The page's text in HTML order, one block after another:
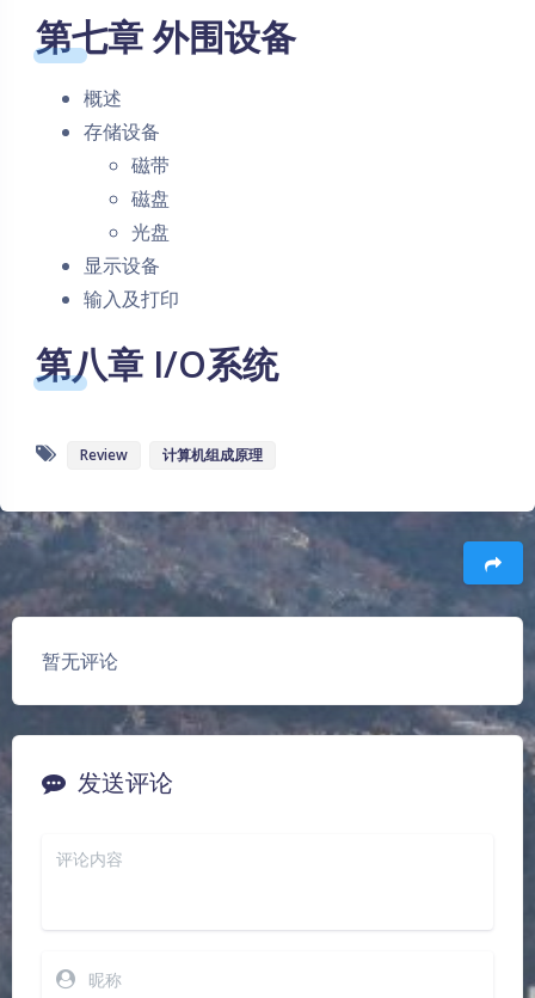
第七章 外围设备
概述
存储设备
磁带
磁盘
光盘
显示设备
输入及打印
第八章 I/O系统
Review 计算机组成原理
豆
暂无评论
发送评论